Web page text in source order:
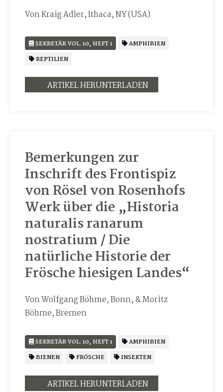
Von Kraig Adler, Ithaca, NY (USA)
SEKRETÄR VOL. 10, HEFT 1
AMPHIBIEN
REPTILIEN
ARTIKEL HERUNTERLADEN
Bemerkungen zur
Inschrift des Frontispiz
von Rösel von Rosenhofs
Werk über die „Historia
naturalis ranarum
nostratium / Die
natürliche Historie der
Frösche hiesigen Landes“
Von Wolfgang Böhme, Bonn, & Moritz
Böhme, Bremen
SEKRETÄR VOL. 10, HEFT 1
AMPHIBIEN
BIENEN
FRÖSCHE INSEKTEN
ARTIKEL HERUNTERLADEN